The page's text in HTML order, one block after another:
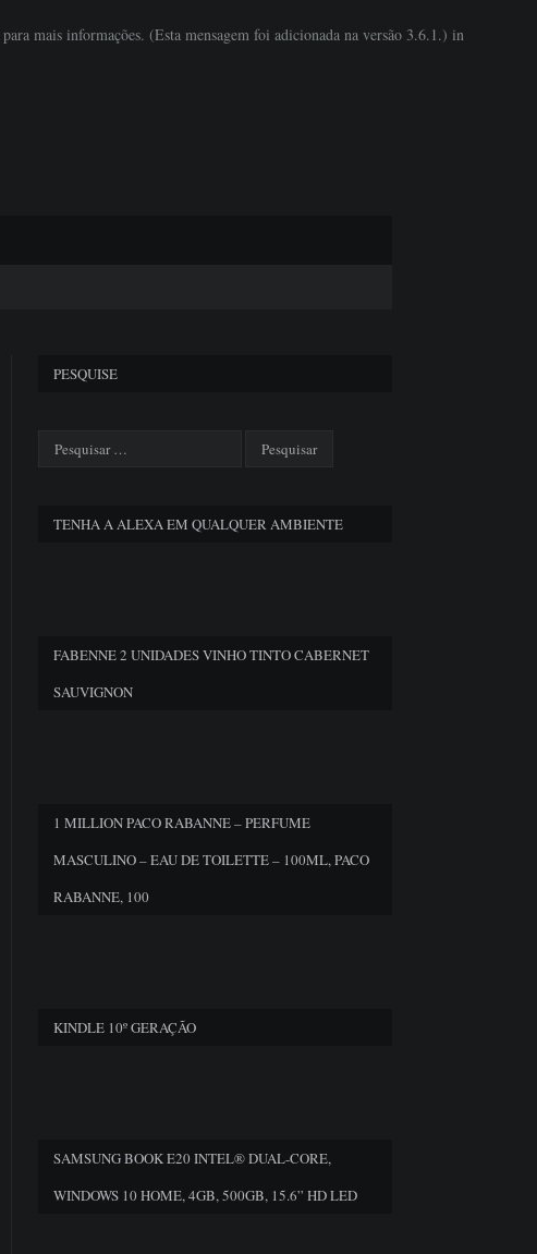
para mais informações. (Esta mensagem foi adicionada na versão 3.6.1.) in
PESQUISE
TENHA A ALEXA EM QUALQUER AMBIENTE
FABENNE 2 UNIDADES VINHO TINTO CABERNET
SAUVIGNON
1 MILLION PACO RABANNE – PERFUME
MASCULINO – EAU DE TOILETTE – 100ML, PACO
RABANNE, 100
KINDLE 10º GERAÇÃO
SAMSUNG BOOK E20 INTEL® DUAL-CORE,
WINDOWS 10 HOME, 4GB, 500GB, 15.6” HD LED